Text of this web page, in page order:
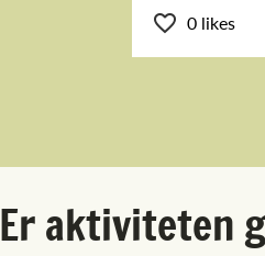
0 likes
Er aktiviteten